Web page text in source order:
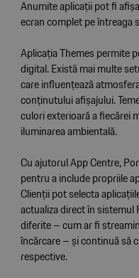
Anumite aplicații pot fi
ecran complet pe întreaga
Aplicația Themes permite
digital. Există mai multe
care influențează
conținutului afișajului.
culori exterioară a fiecărei
iluminarea ambientală.
Cu ajutorul App Centre,
pentru a include propriile
Clienții pot selecta
actualiza direct în sistemul
diferite – cum ar fi
încărcare – și continuă să
respective.